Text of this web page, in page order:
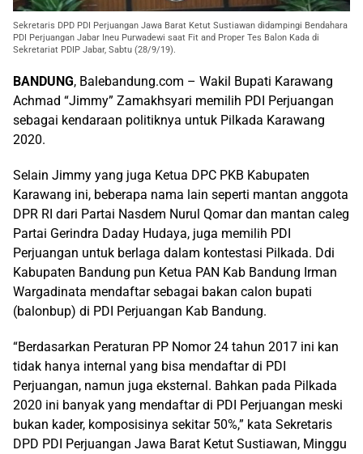
Sekretaris DPD PDI Perjuangan Jawa Barat Ketut Sustiawan didampingi Bendahara
PDI Perjuangan Jabar Ineu Purwadewi saat Fit and Proper Tes Balon Kada di
Sekretariat PDIP Jabar, Sabtu (28/9/19).
BANDUNG, Balebandung.com – Wakil Bupati Karawang
Achmad “Jimmy” Zamakhsyari memilih PDI Perjuangan
sebagai kendaraan politiknya untuk Pilkada Karawang
2020.
Selain Jimmy yang juga Ketua DPC PKB Kabupaten
Karawang ini, beberapa nama lain seperti mantan anggota
DPR RI dari Partai Nasdem Nurul Qomar dan mantan caleg
Partai Gerindra Daday Hudaya, juga memilih PDI
Perjuangan untuk berlaga dalam kontestasi Pilkada. Ddi
Kabupaten Bandung pun Ketua PAN Kab Bandung Irman
Wargadinata mendaftar sebagai bakan calon bupati
(balonbup) di PDI Perjuangan Kab Bandung.
“Berdasarkan Peraturan PP Nomor 24 tahun 2017 ini kan
tidak hanya internal yang bisa mendaftar di PDI
Perjuangan, namun juga eksternal. Bahkan pada Pilkada
2020 ini banyak yang mendaftar di PDI Perjuangan meski
bukan kader, komposisinya sekitar 50%,” kata Sekretaris
DPD PDI Perjuangan Jawa Barat Ketut Sustiawan, Minggu